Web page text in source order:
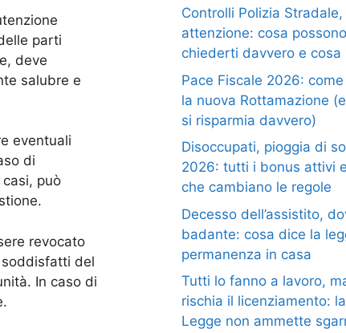
parti
deve
salubre e
eventuali
di
può
revocato
soddisfatti del
In caso di
Controlli Polizia Stradale,
attenzione: cosa possono
chiederti davvero e cosa
Pace Fiscale 2026:
la nuova Rottamazione
si risparmia davvero)
Disoccupati, pioggia di
2026: tutti i bonus attivi
che cambiano le regole
Decesso dell’assistito,
badante: cosa dice la
permanenza in casa
Tutti lo fanno a lavoro,
rischia il licenziamento:
Legge non ammette